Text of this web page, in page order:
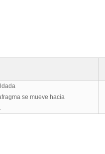
se mueve hacia